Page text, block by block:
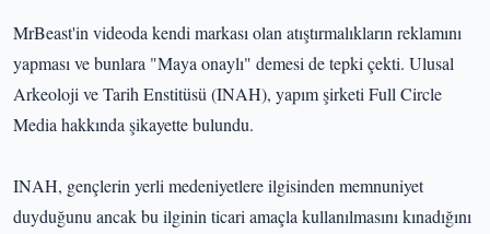
MrBeast'in videoda kendi markası olan atıştırmalıkların reklamını
yapması ve bunlara "Maya onaylı" demesi de tepki çekti. Ulusal
Arkeoloji ve Tarih Enstitüsü (INAH), yapım şirketi Full Circle
Media hakkında şikayette bulundu.
INAH, gençlerin yerli medeniyetlere ilgisinden memnuniyet
duyduğunu ancak bu ilginin ticari amaçla kullanılmasını kınadığını